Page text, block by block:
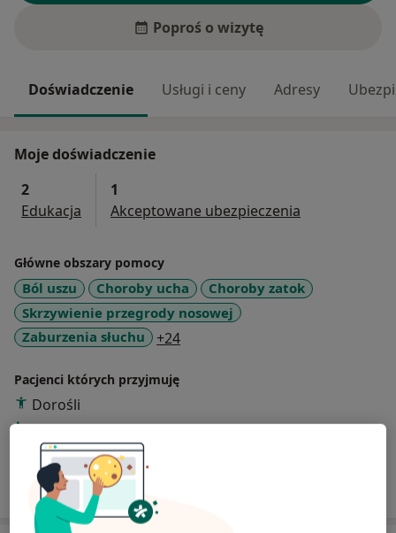
Poproś o wizytę
Doświadczenie Usługi i ceny Adresy
Moje doświadczenie
2
Edukacja
1
Akceptowane ubezpieczenia
Główne obszary pomocy
Ból uszu Choroby ucha
Choroby zatok
Skrzywienie przegrody nosowej
Zaburzenia słuchu
+24a11y_sr_more_diseases
Pacjenci których przyjmuję
Dorośli
Dzieci